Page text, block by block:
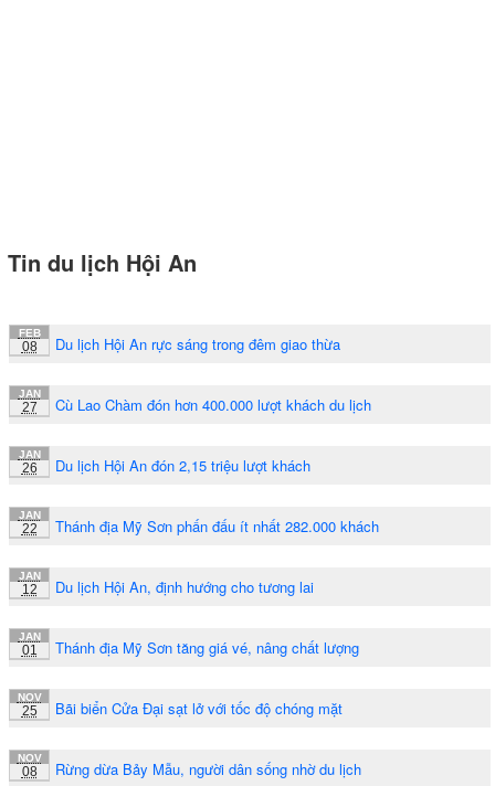
Tin du lịch Hội An
FEB
08 Du lịch Hội An rực sáng trong đêm giao thừa
JAN
27 Cù Lao Chàm đón hơn 400.000 lượt khách du lịch
JAN
26 Du lịch Hội An đón 2,15 triệu lượt khách
JAN
22 Thánh địa Mỹ Sơn phấn đấu ít nhất 282.000 khách
JAN
12 Du lịch Hội An, định hướng cho tương lai
JAN
01 Thánh địa Mỹ Sơn tăng giá vé, nâng chất lượng
NOV
25 Bãi biển Cửa Đại sạt lở với tốc độ chóng mặt
NOV
08 Rừng dừa Bảy Mẫu, người dân sống nhờ du lịch